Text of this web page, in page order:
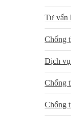
Tư vấn
Chống
Dịch
Chống
Chống